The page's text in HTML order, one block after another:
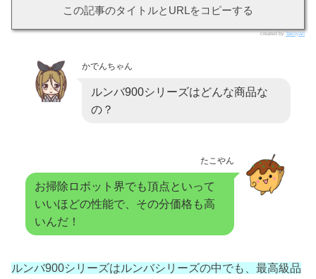
この記事のタイトルとURLをコピーする
created byTakoyan
かでんちゃん
ルンバ900シリーズはどんな商品な
の？
たこやん
お掃除ロボット界でも頂点といって
いいほどの性能で、その分価格も高
いんだ！
ルンバ900シリーズはルンバシリーズの中でも、最高級品